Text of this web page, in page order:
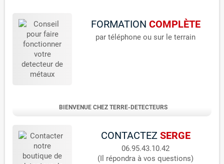
FORMATION COMPLÈTE
par téléphone ou sur le terrain
BIENVENUE CHEZ TERRE-DETECTEURS
CONTACTEZ SERGE
06.95.43.10.42
(Il répondra à vos questions)